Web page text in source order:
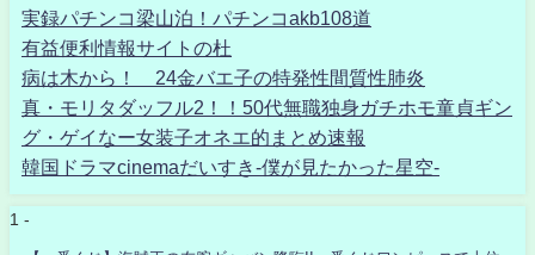
実録パチンコ梁山泊！パチンコakb108道
有益便利情報サイトの杜
病は木から！ 24金バエ子の特発性間質性肺炎
真・モリタダッフル2！！50代無職独身ガチホモ童貞ギン
グ・ゲイなー女装子オネエ的まとめ速報
韓国ドラマcinemaだいすき-僕が見たかった星空-
1 -